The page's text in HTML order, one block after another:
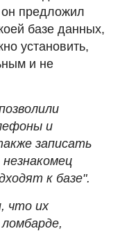
предложил
базе данных,
установить,
и не
и
записать
к базе".
что их